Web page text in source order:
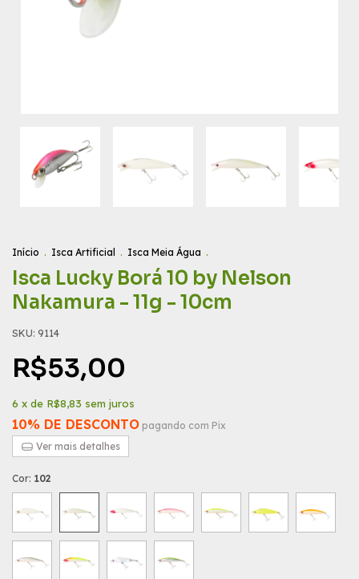
Início . Isca Artificial . Isca Meia Água .
Isca Lucky Borá 10 by Nelson
Nakamura - 11g - 10cm
SKU: 9114
R$53,00
6 x de R$8,83 sem juros
10% DE DESCONTO pagando com Pix
Ver mais detalhes
Cor: 102